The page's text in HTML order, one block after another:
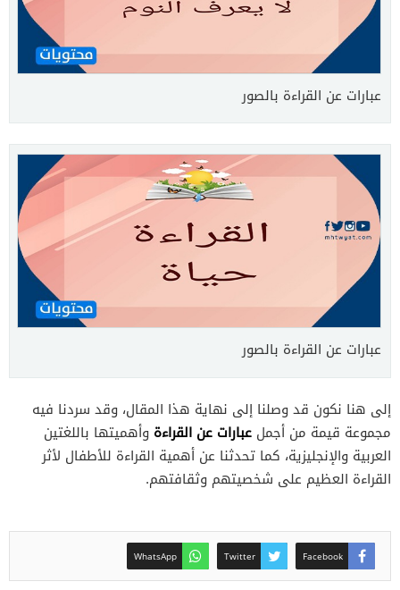
عبارات عن القراءة بالصور
عبارات عن القراءة بالصور
إلى هنا نكون قد وصلنا إلى نهاية هذا المقال، وقد سردنا فيه
مجموعة قيمة من أجمل عبارات عن القراءة وأهميتها باللغتين
العربية والإنجليزية، كما تحدثنا عن أهمية القراءة للأطفال لأثر
القراءة العظيم على شخصيتهم وثقافتهم.
Facebook
Twitter
WhatsApp